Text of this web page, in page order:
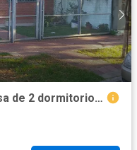
Rosario: Fontanarrosa 389 Casa de 2 dormitorios al frente en La Florida, Santa Fe, Argentina